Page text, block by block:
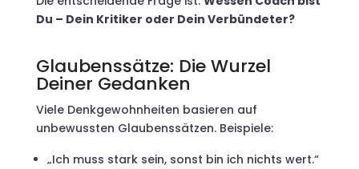
Du – Dein Kritiker oder Dein Verbündeter?
Glaubenssätze: Die Wurzel
Deiner Gedanken
Viele Denkgewohnheiten basieren auf
unbewussten Glaubenssätzen. Beispiele:
„Ich muss stark sein, sonst bin ich nichts wert.“